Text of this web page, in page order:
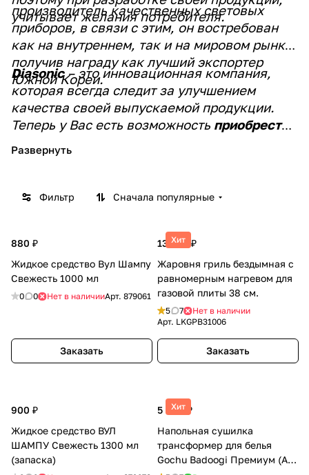
учитывает желания потребителя.
производитель качественных световых
приборов, в связи с этим, он востребован
как на внутреннем, так и на мировом рынке,
получив награду как лучший экспортер
Южной Кореи.
Diasonic– это инновационная компания,
которая всегда следит за улучшением
качества своей выпускаемой продукции.
Теперь у Вас есть возможность приобрести
Diasonic
Фильтр Сначала популярные
880 ₽
Жидкое средство Вул Шампу
Свежесть 1000 мл
0 0 Нет в наличииАрт. 879061
Заказать
Хит
13 495 ₽
Жаровня гриль бездымная с
равномерным нагревом для
газовой плиты 38 см.
5 7
Нет в наличии
Арт. LKGPB31006
Заказать
900 ₽
Жидкое средство ВУЛ
ШАМПУ Свежесть 1300 мл
(запаска)
Хит
5 460 ₽
Напольная сушилка
трансформер для белья
Gochu Badoogi Премиум (All